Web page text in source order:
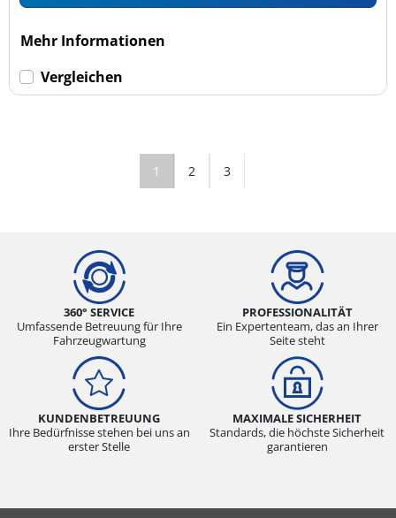
Mehr Informationen
Vergleichen
1 2 3
360° SERVICE
Umfassende Betreuung für Ihre
Fahrzeugwartung
PROFESSIONALITÄT
Ein Expertenteam, das an Ihrer
Seite steht
KUNDENBETREUUNG
Ihre Bedürfnisse stehen bei uns an
erster Stelle
MAXIMALE SICHERHEIT
Standards, die höchste Sicherheit
garantieren